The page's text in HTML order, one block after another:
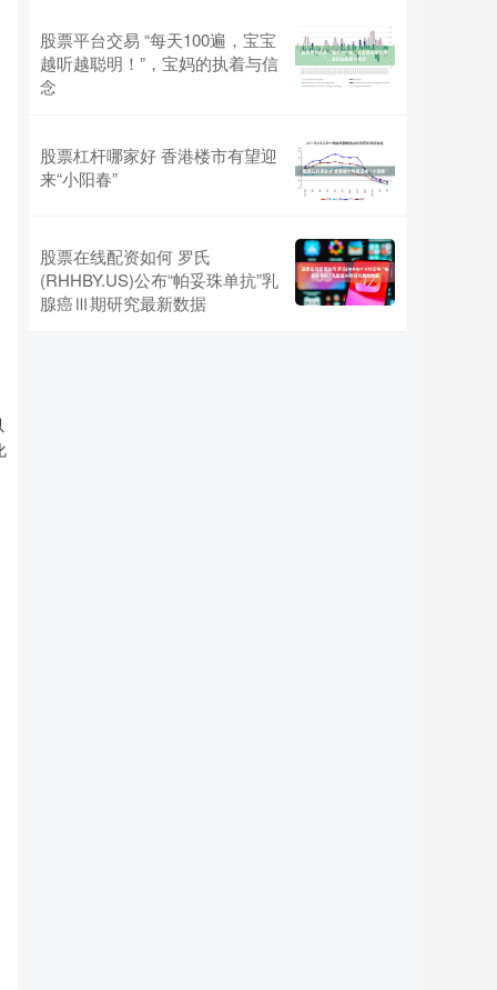
股票平台交易 “每天100遍，宝宝
越听越聪明！”，宝妈的执着与信
念
股票杠杆哪家好 香港楼市有望迎
来“小阳春”
股票在线配资如何 罗氏
(RHHBY.US)公布“帕妥珠单抗”乳
腺癌Ⅲ期研究最新数据